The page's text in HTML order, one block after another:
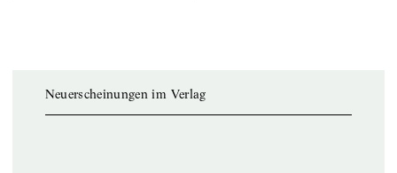
Neuerscheinungen im Verlag